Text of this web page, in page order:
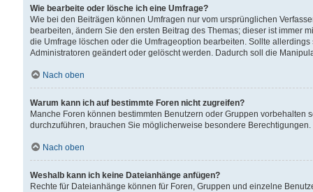
Wie bearbeite oder lösche ich eine Umfrage?
Wie bei den Beiträgen können Umfragen nur vom ursprünglichen
bearbeiten, ändern Sie den ersten Beitrag des Themas; dieser ist immer
die Umfrage löschen oder die Umfrageoption bearbeiten. Sollte
Administratoren geändert oder gelöscht werden. Dadurch soll die
Nach oben
Warum kann ich auf bestimmte Foren nicht zugreifen?
Manche Foren können bestimmten Benutzern oder Gruppen
durchzuführen, brauchen Sie möglicherweise besondere
Nach oben
Weshalb kann ich keine Dateianhänge anfügen?
Rechte für Dateianhänge können für Foren, Gruppen und einzelne